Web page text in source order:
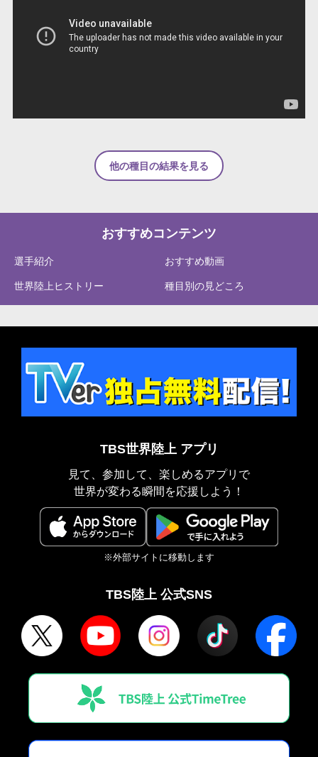
他の種目の結果を見る
おすすめコンテンツ
選手紹介 おすすめ動画
世界陸上ヒストリー 種目別の見どころ
TBS世界陸上 アプリ
見て、参加して、楽しめるアプリで
世界が変わる瞬間を応援しよう！
※外部サイトに移動します
TBS陸上 公式SNS